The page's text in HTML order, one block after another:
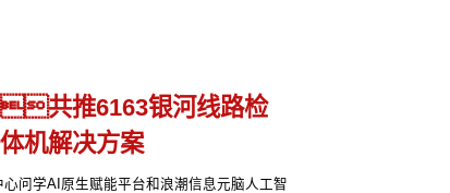
共推6163银河线路检
机解决方案
问学AI原生赋能平台和浪潮信息元脑人工智